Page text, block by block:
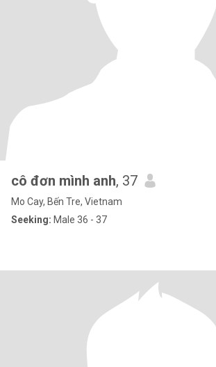
cô đơn mình anh, 37
Mo Cay, Bến Tre, Vietnam
Seeking: Male 36 - 37